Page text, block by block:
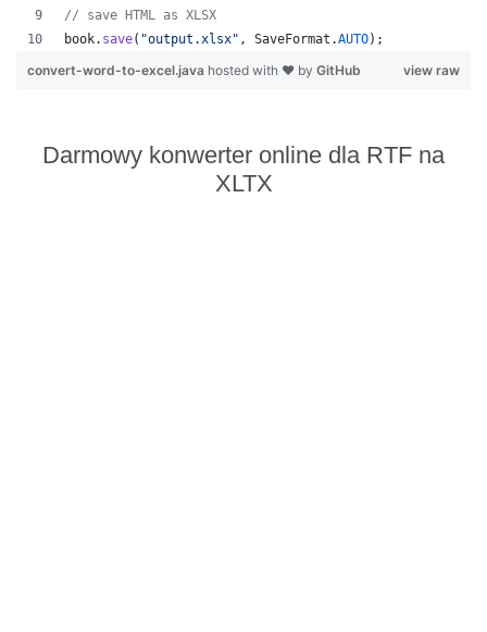
// save HTML as XLSX
book. save( "output.xlsx" , SaveFormat .AUTO);
view raw
convert-word-to-excel.java hosted with ❤ by GitHub
Darmowy konwerter online dla RTF na
XLTX